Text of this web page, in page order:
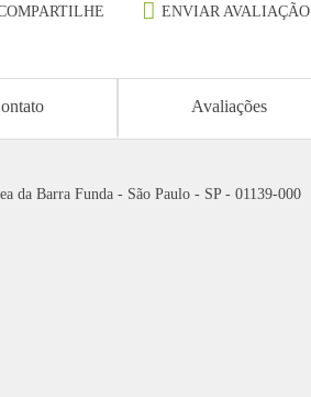
ENVIAR AVALIAÇÃO
Avaliações
da Barra Funda - São Paulo - SP - 01139-000